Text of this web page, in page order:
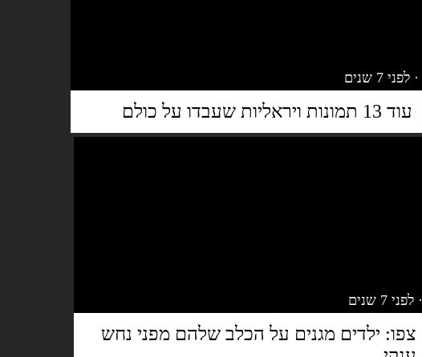
· לפני 7 שנים
עוד 13 תמונות ויראליות שעבדו על כולם
· לפני 7 שנים
צפו: ילדים מגנים על הכלב שלהם מפני נחש